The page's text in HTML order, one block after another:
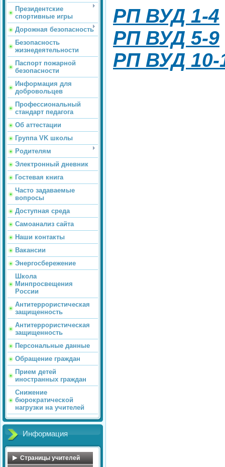
Президентские
спортивные игры
Дорожная безопасность
Безопасность
жизнедеятельности
Паспорт пожарной
безопасности
Информация для
добровольцев
Профессиональный
стандарт педагога
Об аттестации
Группа VK школы
Родителям
Электронный дневник
Гостевая книга
Часто задаваемые
вопросы
Доступная среда
Самоанализ сайта
Наши контакты
Вакансии
Энергосбережение
Школа
Минпросвещения
России
Антитеррористическая
защищенность
Антитеррористическая
защищенность
Персональные данные
Обращение граждан
Прием детей
иностранных граждан
Снижение
бюрократической
нагрузки на учителей
Информация
Страницы учителей
РП ВУД 1-4
РП ВУД 5-9
РП ВУД 10-